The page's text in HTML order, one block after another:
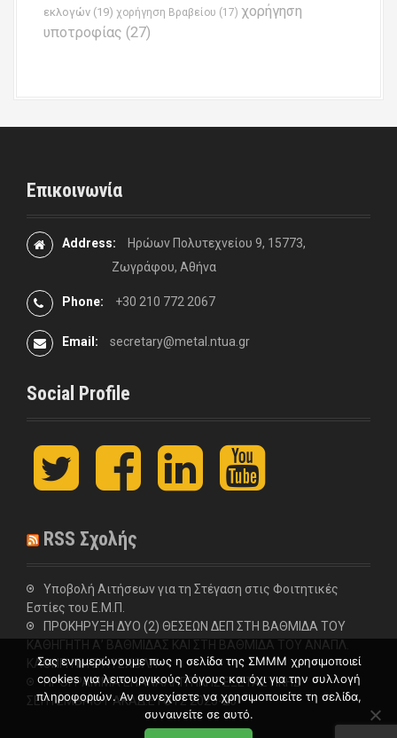
εκλογών (19) χορήγηση Βραβείου (17) χορήγηση
υποτροφίας (27)
Επικοινωνία
Address:
Ηρώων Πολυτεχνείου 9, 15773,
Ζωγράφου, Αθήνα
Phone: +30 210 772 2067
Email: secretary@metal.ntua.gr
Social Profile
t
i
e
r
F
c
o
L
n
I
y
u
e
RSS Σχολής
Υποβολή Αιτήσεων για τη Στέγαση στις Φοιτητικές
Εστίες του Ε.Μ.Π.
ΠΡΟΚΗΡΥΞΗ ΔΥΟ (2) ΘΕΣΕΩΝ ΔΕΠ ΣΤΗ ΒΑΘΜΙΔΑ ΤΟΥ
ΚΑΘΗΓΗΤΗ Α’ ΒΑΘΜΙΔΑΣ ΚΑΙ ΣΤΗ ΒΑΘΜΙΔΑ ΤΟΥ ΑΝΑΠΛ.
ΚΑΘΗΓΗΤΗ ΣΤΗ ΣΧΟΛΗ
ΠΡΟΓΡΑΜΜΑ ΕΠΑΝΑΛΗΠΤΙΚΗΣ ΕΞΕΤΑΣΤΙΚΗΣ
ΣΕΠΤΕΜΒΡΙΟΥ ΑΚΑΔ.ΕΤΟΥΣ 2025-26
Σας ενημερώνουμε πως η σελίδα της ΣΜΜΜ χρησιμοποιεί
cookies για λειτουργικούς λόγους και όχι για την συλλογή
πληροφοριών. Αν συνεχίσετε να χρησιμοποιείτε τη σελίδα,
συναινείτε σε αυτό.